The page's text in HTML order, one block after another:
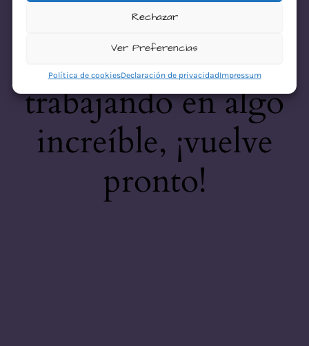
Rechazar
Ver Preferencias
Política de cookiesDeclaración de privacidadImpressum
¡Disculpa este
desastre! Estamos
trabajando en algo
increíble, ¡vuelve
pronto!